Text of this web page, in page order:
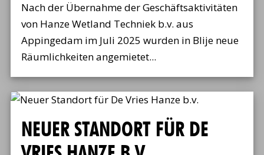
Nach der Übernahme der Geschäftsaktivitäten
von Hanze Wetland Techniek b.v. aus
Appingedam im Juli 2025 wurden in Blije neue
Räumlichkeiten angemietet...
NEUER STANDORT FÜR DE